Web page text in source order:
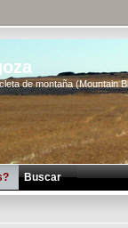
de montaña (Mountain
Buscar